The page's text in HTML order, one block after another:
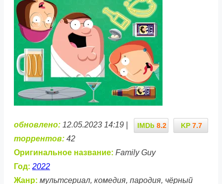
KP 7.7
IMDb 8.2
обновлено: 12.05.2023 14:19 |
торрентов: 42
Оригинальное название: Family Guy
Год: 2022
Жанр: мультсериал, комедия, пародия, чёрный